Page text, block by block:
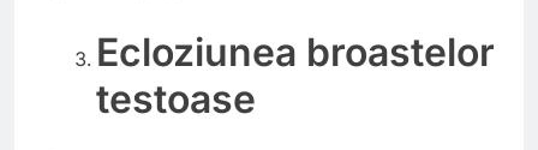
Ecloziunea broastelor
testoase